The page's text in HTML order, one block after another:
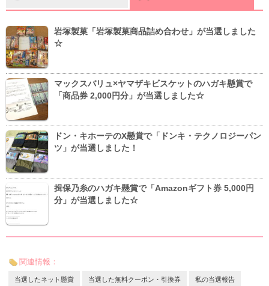
岩塚製菓「岩塚製菓商品詰め合わせ」が当選しました
☆
マックスバリュ×ヤマザキビスケットのハガキ懸賞で
「商品券 2,000円分」が当選しました☆
ドン・キホーテのX懸賞で「ドンキ・テクノロジーパン
ツ」が当選しました！
揖保乃糸のハガキ懸賞で「Amazonギフト券 5,000円
分」が当選しました☆
関連情報：
当選したネット懸賞 当選した無料クーポン・引換券 私の当選報告